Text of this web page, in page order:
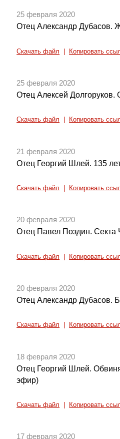
25 февраля 2020
Отец Александр Дубасов.
Скачать файл Копировать
25 февраля 2020
Отец Алексей Долгоруков.
Скачать файл Копировать
21 февраля 2020
Отец Георгий Шлей. 135
Скачать файл Копировать
20 февраля 2020
Отец Павел Поздин. Секта
Скачать файл Копировать
20 февраля 2020
Отец Александр Дубасов.
Скачать файл Копировать
18 февраля 2020
Отец Георгий Шлей.
эфир)
Скачать файл Копировать
17 февраля 2020